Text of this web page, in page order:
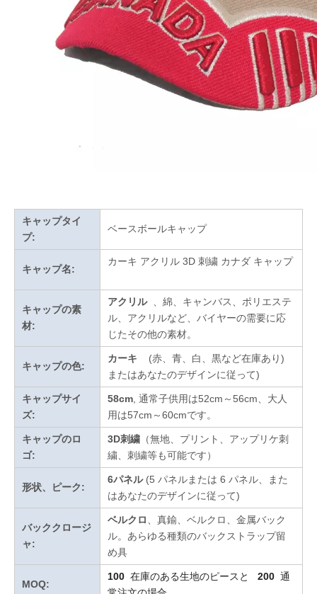
キャップタイ
プ:
ベースボールキャップ
キャップ名:
カーキ アクリル 3D 刺繍 カナダ キャップ
キャップの素
材:
アクリル
、綿、キャンバス、ポリエステ
ル、アクリルなど、バイヤーの需要に応
じたその他の素材。
キャップの色:
カーキ
(赤、青、白、黒など在庫あり)
またはあなたのデザインに従って)
キャップサイ
ズ:
58cm , 通常子供用は52cm～56cm、大人
用は57cm～60cmです。
キャップのロ
ゴ:
3D刺繍 （無地、プリント、アップリケ刺
繍、刺繍等も可能です）
形状、ピーク:
6パネル (5 パネルまたは 6 パネル、また
はあなたのデザインに従って)
バッククロージ
ャ:
ベルクロ
、真鍮、ベルクロ、金属バック
ル。あらゆる種類のバックストラップ留
め具
MOQ:
100 在庫のある生地のピースと 200 通